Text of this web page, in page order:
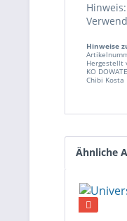
Hinweise
Hergestellt
KO
Chibi Kosta
Ähnliche